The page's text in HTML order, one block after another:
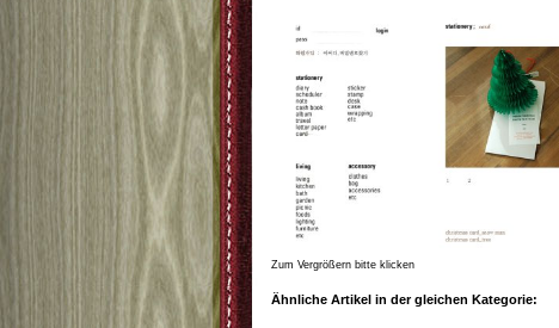
Zum Vergrößern bitte klicken
Ähnliche Artikel in der gleichen Kategorie: